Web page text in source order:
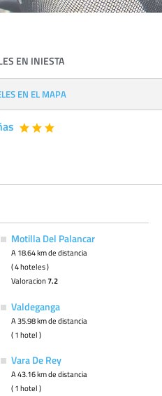
EN INIESTA
EN EL MAPA
Motilla Del Palancar
A 18.64 km de distancia
( 4 hoteles )
Valoracion7.2
Valdeganga
A 35.98 km de distancia
( 1 hotel )
Vara De Rey
A 43.16 km de distancia
( 1 hotel )